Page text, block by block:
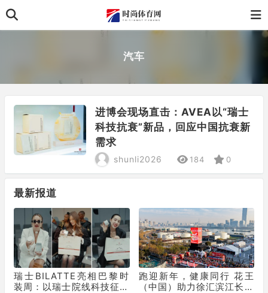
汽车
进博会现场直击：AVEA以“瑞士
科技抗衰”新品，回应中国抗衰新
需求
shunli2026 184 0
最新报道
瑞士BILATTE亮相巴黎时
装周：以瑞士院线科技征服
跑迎新年，健康同行 花王
（中国）助力徐汇滨江长跑